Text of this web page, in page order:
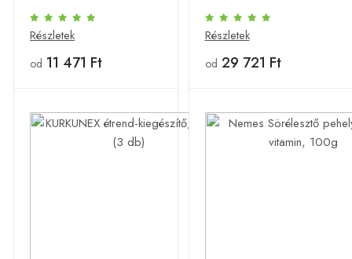
Májtisztító étrend-
kiegészítő, 60db
Részletek
od 11 471 Ft
Májtisztító étrend-
kiegészítő, 60db (3
db)
Részletek
od 29 721 Ft